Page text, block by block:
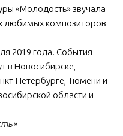
«Молодость» звучала
любимых композиторов
2019 года. События
в Новосибирске,
Петербурге, Тюмени и
области и